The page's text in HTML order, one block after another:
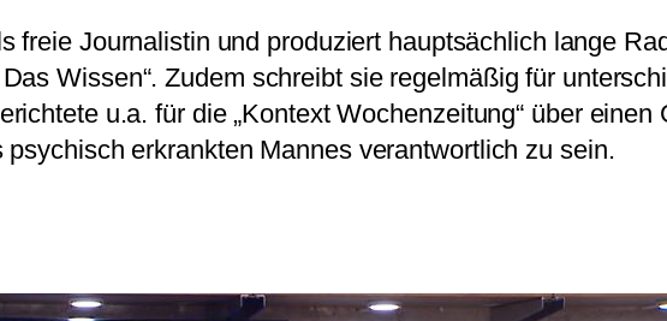
freie Journalistin und produziert hauptsächlich lange
Wissen“. Zudem schreibt sie regelmäßig für
u.a. für die „Kontext Wochenzeitung“ über
psychisch erkrankten Mannes verantwortlich zu sein.